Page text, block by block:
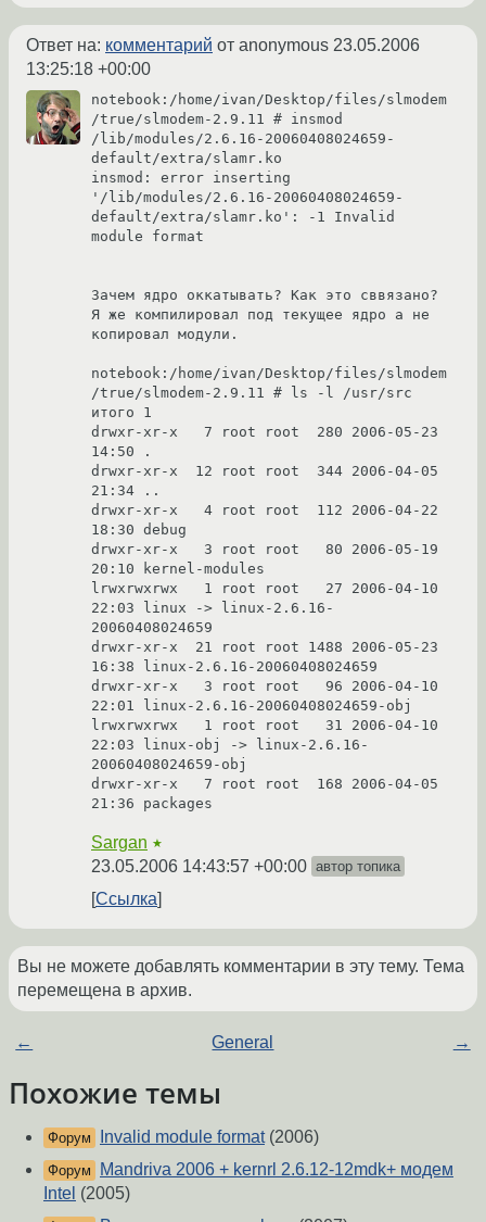
Ответ на: комментарий от anonymous 23.05.2006
13:25:18 +00:00
notebook:/home/ivan/Desktop/files/slmodem
/true/slmodem-2.9.11 # insmod
/lib/modules/2.6.16-20060408024659-
default/extra/slamr.ko
insmod: error inserting
'/lib/modules/2.6.16-20060408024659-
default/extra/slamr.ko': -1 Invalid
module format
Зачем ядро оккатывать? Как это сввязано?
Я же компилировал под текущее ядро а не
копировал модули.
notebook:/home/ivan/Desktop/files/slmodem
/true/slmodem-2.9.11 # ls -l /usr/src
итого 1
drwxr-xr-x   7 root root  280 2006-05-23
14:50 .
drwxr-xr-x  12 root root  344 2006-04-05
21:34 ..
drwxr-xr-x   4 root root  112 2006-04-22
18:30 debug
drwxr-xr-x   3 root root   80 2006-05-19
20:10 kernel-modules
lrwxrwxrwx   1 root root   27 2006-04-10
22:03 linux -> linux-2.6.16-
20060408024659
drwxr-xr-x  21 root root 1488 2006-05-23
16:38 linux-2.6.16-20060408024659
drwxr-xr-x   3 root root   96 2006-04-10
22:01 linux-2.6.16-20060408024659-obj
lrwxrwxrwx   1 root root   31 2006-04-10
22:03 linux-obj -> linux-2.6.16-
20060408024659-obj
drwxr-xr-x   7 root root  168 2006-04-05
Sargan ★
23.05.2006 14:43:57 +00:00 автор топика
Ссылка
Вы не можете добавлять комментарии в эту тему. Тема
перемещена в архив.
← General →
Похожие темы
Форум Invalid module format(2006)
Форум
Mandriva 2006 + kernrl 2.6.12-12mdk+ модем
Intel (2005)